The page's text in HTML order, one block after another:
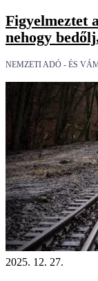
Figyelmeztet
nehogy
NEMZETI ADÓ - ÉS
2025. 12. 27.